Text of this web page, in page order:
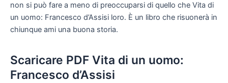
non si può fare a meno di preoccuparsi di quello che Vita di
un uomo: Francesco d’Assisi loro. È un libro che risuonerà in
chiunque ami una buona storia.
Scaricare PDF Vita di un uomo:
Francesco d’Assisi